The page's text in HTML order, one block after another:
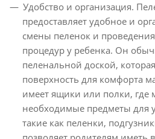
Удобство и организация.
предоставляет удобное и
смены пеленок и
процедур у ребенка. Он
пеленальной доской,
поверхность для комфорта
имеет ящики или полки, где
необходимые предметы для
такие как пеленки,